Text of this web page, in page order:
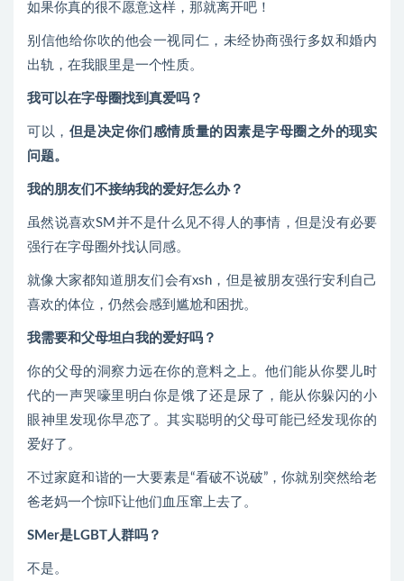
如果你真的很不愿意这样，那就离开吧！
别信他给你吹的他会一视同仁，未经协商强行多奴和婚内
出轨，在我眼里是一个性质。
我可以在字母圈找到真爱吗？
可以， 但是决定你们感情质量的因素是字母圈之外的现实
问题。
我的朋友们不接纳我的爱好怎么办？
虽然说喜欢SM并不是什么见不得人的事情，但是没有必要
强行在字母圈外找认同感。
就像大家都知道朋友们会有xsh，但是被朋友强行安利自己
喜欢的体位，仍然会感到尴尬和困扰。
我需要和父母坦白我的爱好吗？
你的父母的洞察力远在你的意料之上。他们能从你婴儿时
代的一声哭嚎里明白你是饿了还是尿了，能从你躲闪的小
眼神里发现你早恋了。其实聪明的父母可能已经发现你的
爱好了。
不过家庭和谐的一大要素是“看破不说破”，你就别突然给老
爸老妈一个惊吓让他们血压窜上去了。
SMer是LGBT人群吗？
不是。